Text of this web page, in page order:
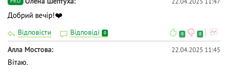
Добрий вечір!❤️
Відповісти Відповіді 0 0 0
Алла Мостова 22.04.2025 11:45
Вітаю.